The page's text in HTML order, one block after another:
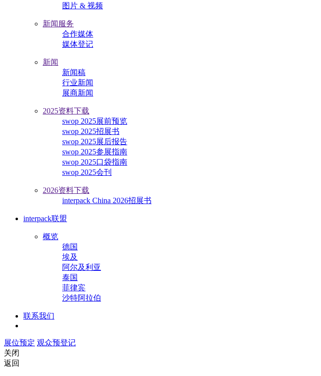
图片 & 视频
新闻服务
合作媒体
媒体登记
新闻
新闻稿
行业新闻
展商新闻
2025资料下载
swop 2025展前预览
swop 2025招展书
swop 2025展后报告
swop 2025参展指南
swop 2025口袋指南
swop 2025会刊
2026资料下载
interpack China 2026招展书
interpack联盟
概览
德国
埃及
阿尔及利亚
泰国
菲律宾
沙特阿拉伯
联系我们
展位预定 观众预登记
关闭
返回